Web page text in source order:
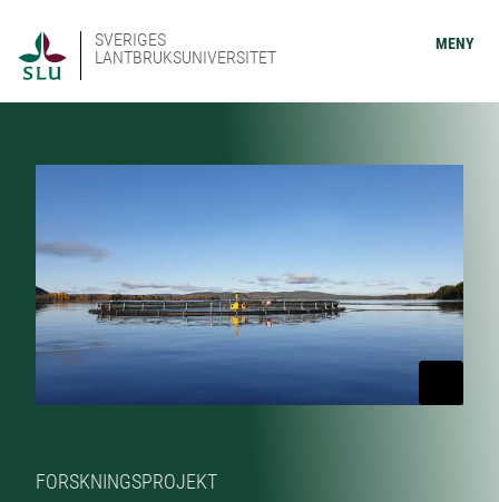
SVERIGES
LANTBRUKSUNIVERSITET
MENY
FORSKNINGSPROJEKT